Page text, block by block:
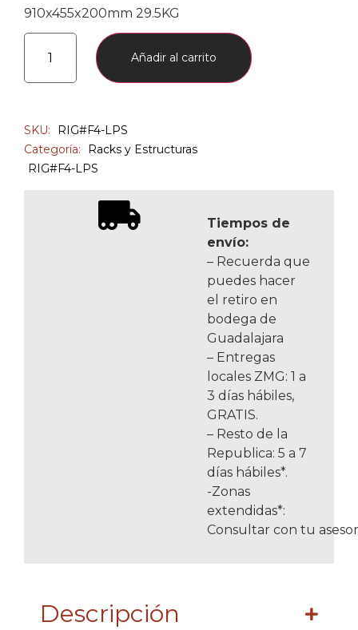
910x455x200mm 29.5KG
Añadir al carrito
SKU:
RIG#F4-LPS
Categoría:
Racks y Estructuras
RIG#F4-LPS
Tiempos de
envío:
– Recuerda que
puedes hacer
el retiro en
bodega de
Guadalajara
– Entregas
locales ZMG: 1 a
3 días hábiles,
GRATIS.
– Resto de la
Republica: 5 a 7
días hábiles*.
-Zonas
extendidas*:
Consultar con tu
Descripción